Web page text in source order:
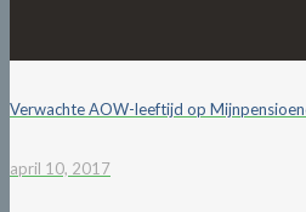
Verwachte AOW-leeftijd op
april 10, 2017